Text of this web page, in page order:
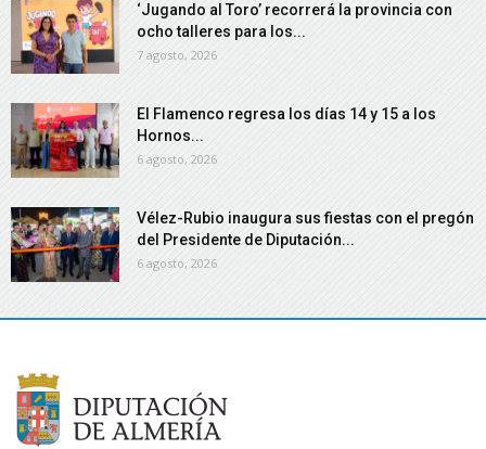
‘Jugando al Toro’ recorrerá la provincia con
ocho talleres para los...
7 agosto, 2026
El Flamenco regresa los días 14 y 15 a los
Hornos...
6 agosto, 2026
Vélez-Rubio inaugura sus fiestas con el pregón
del Presidente de Diputación...
6 agosto, 2026